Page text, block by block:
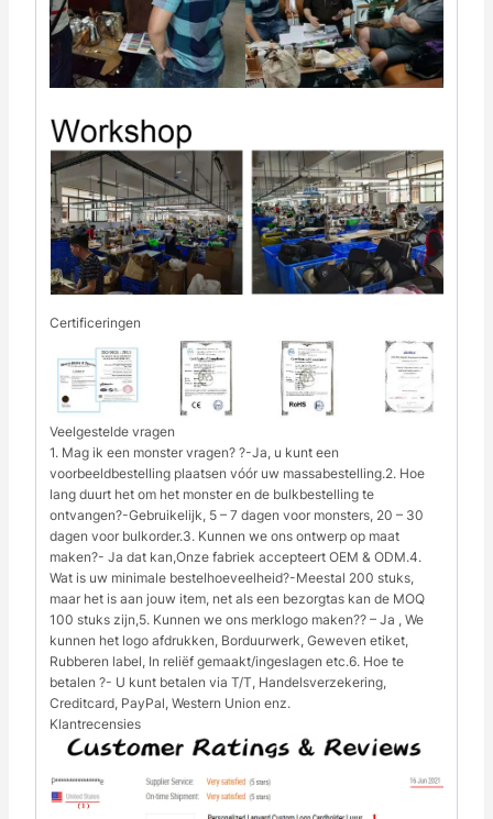
Certificeringen
Veelgestelde vragen
1. Mag ik een monster vragen? ?-Ja, u kunt een
voorbeeldbestelling plaatsen vóór uw massabestelling.2. Hoe
lang duurt het om het monster en de bulkbestelling te
ontvangen?-Gebruikelijk, 5 – 7 dagen voor monsters, 20 – 30
dagen voor bulkorder.3. Kunnen we ons ontwerp op maat
maken?- Ja dat kan,Onze fabriek accepteert OEM & ODM.4.
Wat is uw minimale bestelhoeveelheid?-Meestal 200 stuks,
maar het is aan jouw item, net als een bezorgtas kan de MOQ
100 stuks zijn,5. Kunnen we ons merklogo maken?? – Ja , We
kunnen het logo afdrukken, Borduurwerk, Geweven etiket,
Rubberen label, In reliëf gemaakt/ingeslagen etc.6. Hoe te
betalen ?- U kunt betalen via T/T, Handelsverzekering,
Creditcard, PayPal, Western Union enz.
Klantrecensies